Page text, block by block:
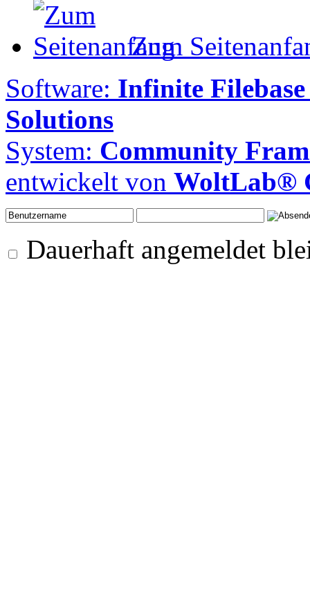
Zum
Software: Infinite Filebase
Solutions
System: Community
entwickelt von WoltLab®
Dauerhaft angemeldet